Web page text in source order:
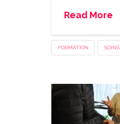
Read More
FORMATION SOINS